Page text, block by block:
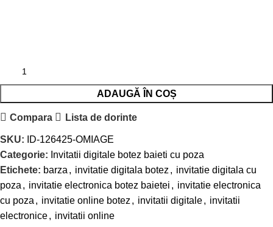
ADAUGĂ ÎN COȘ
Compara Lista de dorinte
SKU:
ID-126425-OMIAGE
Categorie: Invitatii digitale botez baieti cu poza
Etichete: barza , invitatie digitala botez , invitatie digitala cu
poza , invitatie electronica botez baietei , invitatie electronica
cu poza , invitatie online botez , invitatii digitale, invitatii
electronice, invitatii online